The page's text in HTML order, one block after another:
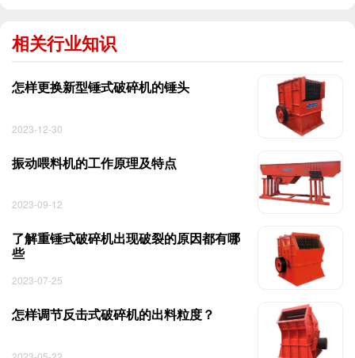
相关行业知识
怎样更换新型锤式破碎机的锤头
2023-12-30
振动喂料机的工作原理及特点
2023-09-12
了解重锤式破碎机出现破裂的原因都有哪
些
2023-07-25
怎样调节反击式破碎机的出料粒度？